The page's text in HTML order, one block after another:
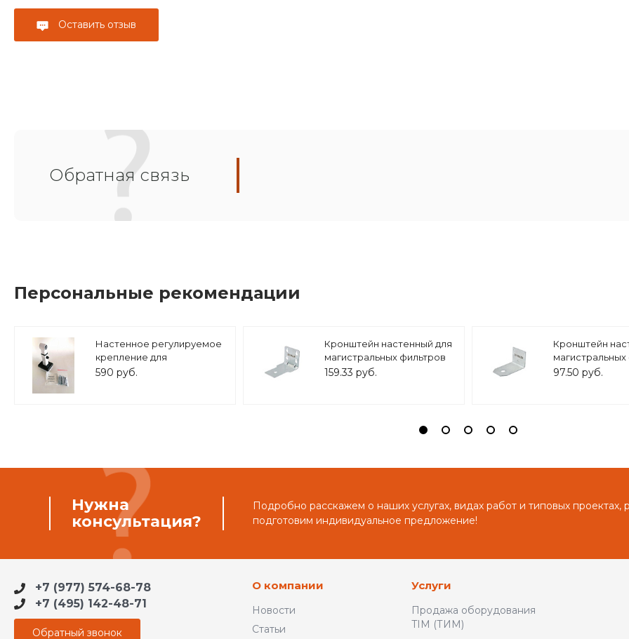
Оставить отзыв
Обратная связь
Персональные рекомендации
Настенное регулируемое
крепление для
расширительного бака (8-
590 руб.
Кронштейн настенный для
магистральных фильтров
10 BB/ 20BB, арт.ZSm.2002
159.33 руб.
Кронштейн
10 SL,
97.50 руб.
Нужна
консультация?
Подробно расскажем о наших услугах, видах работ и типовых проектах,
подготовим индивидуальное предложение!
+7 (977) 574-68-78
+7 (495) 142-48-71
Обратный звонок
О компании
Новости
Статьи
Услуги
Продажа оборудования
TIM (ТИМ)